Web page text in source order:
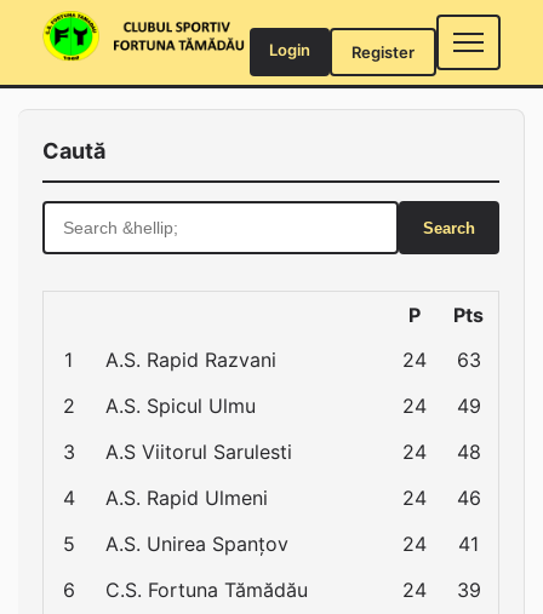
Login Register
Caută
for:
P
Pts
1
A.S. Rapid Razvani 24
63
2
A.S. Spicul Ulmu 24
49
3
A.S Viitorul Sarulesti 24
48
4
A.S. Rapid Ulmeni 24
46
5
A.S. Unirea Spanțov 24
41
6
C.S. Fortuna Tămădău 24
39